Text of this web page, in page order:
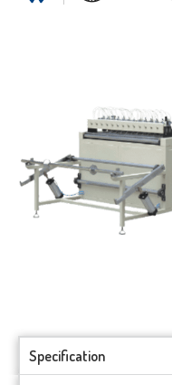
Specification